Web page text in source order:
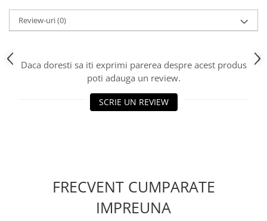
Review-uri(0)
Daca doresti sa iti exprimi parerea despre acest produs
poti adauga un review.
SCRIE UN REVIEW
FRECVENT CUMPARATE
IMPREUNA